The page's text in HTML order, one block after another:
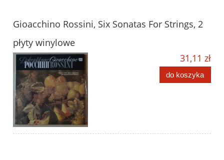
Gioacchino Rossini, Six Sonatas For Strings, 2
płyty winylowe
31,11 zł
do koszyka